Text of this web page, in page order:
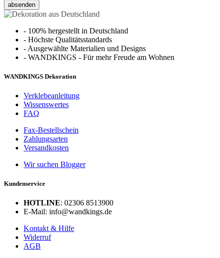
absenden
- 100% hergestellt in Deutschland
- Höchste Qualitätsstandards
- Ausgewählte Materialien und Designs
- WANDKINGS - Für mehr Freude am Wohnen
WANDKINGS Dekoration
Verklebeanleitung
Wissenswertes
FAQ
Fax-Bestellschein
Zahlungsarten
Versandkosten
Wir suchen Blogger
Kundenservice
HOTLINE: 02306 8513900
E-Mail: info@wandkings.de
Kontakt & Hilfe
Widerruf
AGB